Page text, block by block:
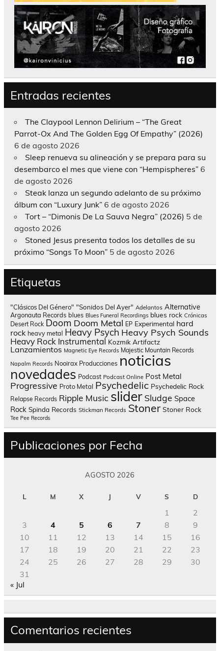
Entradas recientes
The Claypool Lennon Delirium – “The Great
Parrot-Ox And The Golden Egg Of Empathy” (2026)
6 de agosto 2026
Sleep renueva su alineación y se prepara para su
desembarco el mes que viene con “Hempispheres” 6
de agosto 2026
Steak lanza un segundo adelanto de su próximo
álbum con “Luxury Junk” 6 de agosto 2026
Tort – “Dimonis De La Sauva Negra” (2026) 5 de
agosto 2026
Stoned Jesus presenta todos los detalles de su
próximo “Songs To Moon” 5 de agosto 2026
Etiquetas
"Clásicos Del Género" "Sonidos Del Ayer" Adelantos Alternative
Argonauta Records blues Blues Funeral Recordings blues rock Crónicas
Desert Rock Doom Doom Metal EP Experimental hard
rock heavy metal Heavy Psych Heavy Psych Sounds
Heavy Rock Instrumental Kozmik Artifactz
Lanzamientos Magnetic Eye Records Majestic Mountain Records
Napalm Records Nooirax Producciones noticias
novedades Podcast Podcast Online Post Metal
Progressive Proto Metal Psychedelic Psychedelic Rock
Relapse Records Ripple Music slider Sludge Space
Rock Spinda Records Stickman Records Stoner Stoner Rock
Tee Pee Records
Publicaciones por Fecha
AGOSTO 2026
L M X J V S D
1
2
3
4 5 6 7 8
9
10
11 12 13 14 15
16
17
18 19 20 21 22
23
24
25 26 27 28 29
30
31
« Jul
Comentarios recientes